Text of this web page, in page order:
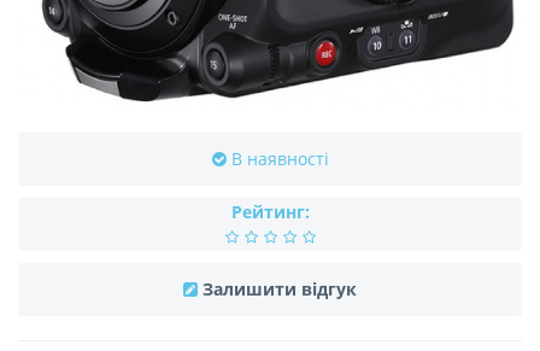
В наявності
Рейтинг:
Залишити відгук